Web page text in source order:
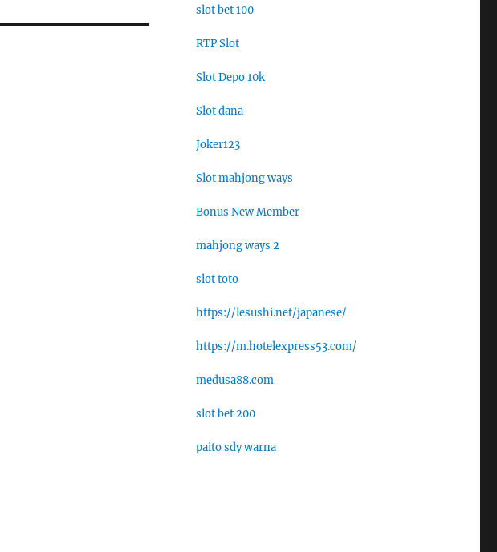
slot bet 100
RTP Slot
Slot Depo 10k
Slot dana
Joker123
Slot mahjong ways
Bonus New Member
mahjong ways 2
slot toto
https://lesushi.net/japanese/
https://m.hotelexpress53.com/
medusa88.com
slot bet 200
paito sdy warna